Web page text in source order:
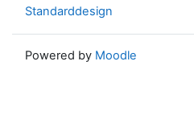
Standarddesign
Powered by Moodle